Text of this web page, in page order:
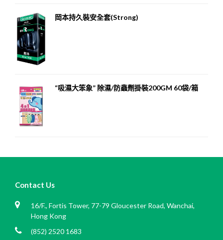
岡本持久裝安全套(Strong)
“吸濕大笨象” 除濕/防蟲劑掛裝200GM 60袋/箱
Contact Us
16/F., Fortis Tower, 77-79 Gloucester Road, Wanchai,
Hong Kong
(852) 2520 1683